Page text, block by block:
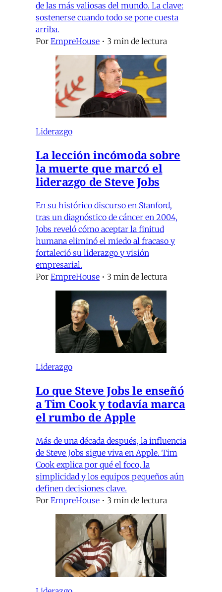
de las más valiosas del mundo. La clave:
sostenerse cuando todo se pone cuesta
arriba.
Por EmpreHouse • 3 min de lectura
Liderazgo
La lección incómoda sobre
la muerte que marcó el
liderazgo de Steve Jobs
En su histórico discurso en Stanford,
tras un diagnóstico de cáncer en 2004,
Jobs reveló cómo aceptar la finitud
humana eliminó el miedo al fracaso y
fortaleció su liderazgo y visión
empresarial.
Por EmpreHouse • 3 min de lectura
Liderazgo
Lo que Steve Jobs le enseñó
a Tim Cook y todavía marca
el rumbo de Apple
Más de una década después, la influencia
de Steve Jobs sigue viva en Apple. Tim
Cook explica por qué el foco, la
simplicidad y los equipos pequeños aún
definen decisiones clave.
Por EmpreHouse • 3 min de lectura